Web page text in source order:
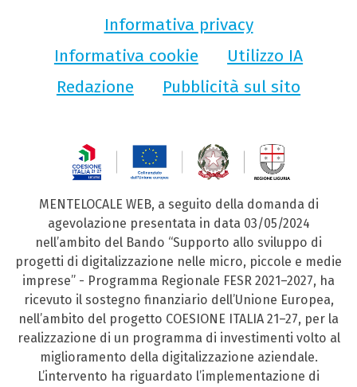
Informativa privacy
Informativa cookie
Utilizzo IA
Redazione
Pubblicità sul sito
MENTELOCALE WEB, a seguito della domanda di
agevolazione presentata in data 03/05/2024
nell’ambito del Bando “Supporto allo sviluppo di
progetti di digitalizzazione nelle micro, piccole e medie
imprese” - Programma Regionale FESR 2021–2027, ha
ricevuto il sostegno finanziario dell’Unione Europea,
nell’ambito del progetto COESIONE ITALIA 21–27, per la
realizzazione di un programma di investimenti volto al
miglioramento della digitalizzazione aziendale.
L’intervento ha riguardato l’implementazione di